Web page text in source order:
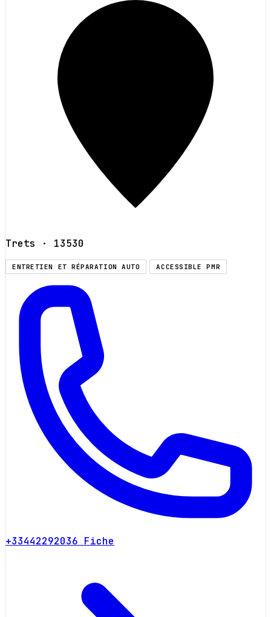
Trets · 13530
ENTRETIEN ET RÉPARATION AUTO ACCESSIBLE PMR
+33442292036 Fiche